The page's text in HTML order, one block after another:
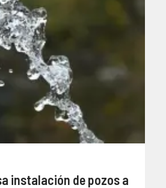
instalación de pozos a